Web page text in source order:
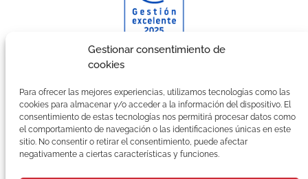
Gestionar consentimiento de
cookies
Para ofrecer las mejores experiencias, utilizamos tecnologías como las
cookies para almacenar y/o acceder a la información del dispositivo. El
consentimiento de estas tecnologías nos permitirá procesar datos como
el comportamiento de navegación o las identificaciones únicas en este
sitio. No consentir o retirar el consentimiento, puede afectar
negativamente a ciertas características y funciones.
Galardonada con el certificado CIEGE a la Gestión
Suscríbete a nuestra Newsletter
C
o